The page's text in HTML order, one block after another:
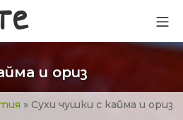
и ориз
» Сухи чушки с кайма и ориз